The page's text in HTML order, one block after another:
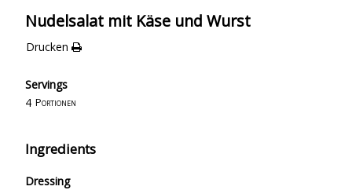
Nudelsalat mit Käse und Wurst
Drucken
Servings
4 Portionen
Ingredients
Dressing